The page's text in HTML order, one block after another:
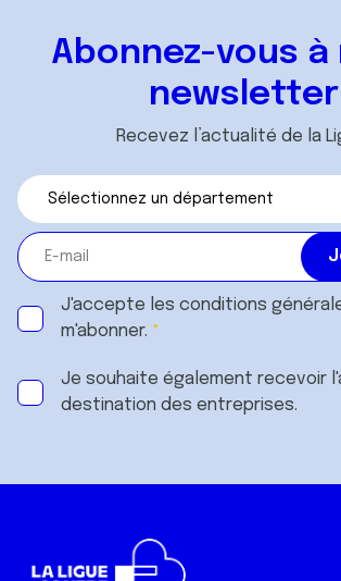
Abonnez-vous
newsletter
Recevez l’actualité de la
J'accepte les conditions
m'abonner.
Je souhaite également recevoir
destination des entreprises.